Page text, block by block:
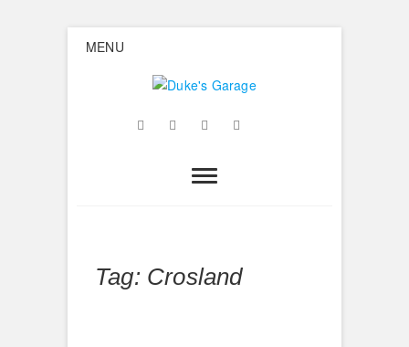
MENU
Duke's
FacebookTwitterGoogle
Instagram
Tag: Crosland